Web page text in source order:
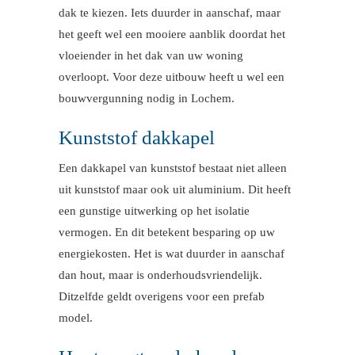
dak te kiezen. Iets duurder in aanschaf, maar
het geeft wel een mooiere aanblik doordat het
vloeiender in het dak van uw woning
overloopt. Voor deze uitbouw heeft u wel een
bouwvergunning nodig in Lochem.
Kunststof dakkapel
Een dakkapel van kunststof bestaat niet alleen
uit kunststof maar ook uit aluminium. Dit heeft
een gunstige uitwerking op het isolatie
vermogen. En dit betekent besparing op uw
energiekosten. Het is wat duurder in aanschaf
dan hout, maar is onderhoudsvriendelijk.
Ditzelfde geldt overigens voor een prefab
model.